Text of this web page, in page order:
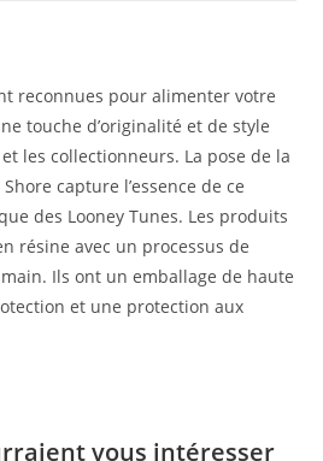
reconnues pour alimenter votre
touche d’originalité et de style
les collectionneurs. La pose de la
capture l’essence de ce
des Looney Tunes. Les produits
résine avec un processus de
Ils ont un emballage de haute
et une protection aux
vous intéresser